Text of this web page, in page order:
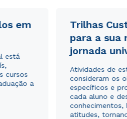
em
está
cursos
a
Trilhas
para a sua
jornada
Atividades de
consideram os
específicos e
cada aluno e
conhecimentos,
atitudes,
Política de Privacidade.
sejam utilizados para o
do Sul.